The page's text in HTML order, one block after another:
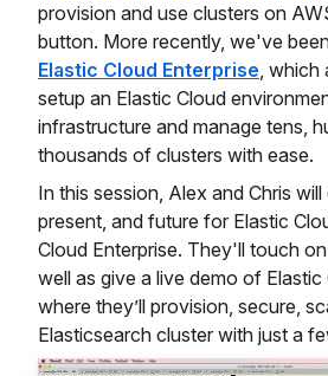
provision and use clusters on
button. More recently, we've
Elastic Cloud Enterprise, which
setup an Elastic Cloud
infrastructure and manage tens,
thousands of clusters with ease.
In this session, Alex and Chris
present, and future for Elastic
Cloud Enterprise. They'll touch
well as give a live demo of Elastic
where they’ll provision, secure,
Elasticsearch cluster with just a